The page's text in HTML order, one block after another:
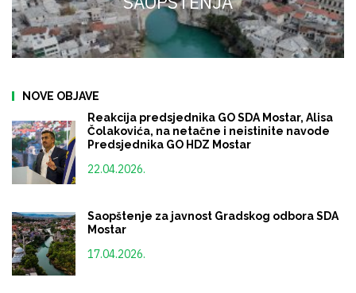
NOVE OBJAVE
Reakcija predsjednika GO SDA Mostar, Alisa
Čolakovića, na netačne i neistinite navode
Predsjednika GO HDZ Mostar
22.04.2026.
Saopštenje za javnost Gradskog odbora SDA
Mostar
17.04.2026.